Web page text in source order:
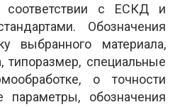
с ЕСКД и
Обозначения
выбранного материала,
типоразмер, специальные
о точности
параметры, обозначения